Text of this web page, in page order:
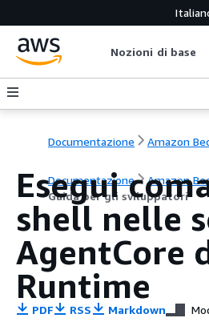
Nozioni di base
Documentazione Amazon
Documentazione
Amazon
Guida per gli sviluppatori
Esegui
shell nelle
AgentCore
Runtime
PDF RSS Markdown